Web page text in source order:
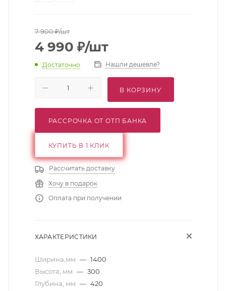
7 900₽/шт
4 990 ₽/шт
Достаточно Нашли дешевле?
В КОРЗИНУ
РАССРОЧКА ОТ ОТП БАНКА
КУПИТЬ В 1 КЛИК
Рассчитать доставку
Хочу в подарок
Оплата при получении
ХАРАКТЕРИСТИКИ
Ширина,мм — 1400
Высота, мм — 300
Глубина, мм — 420